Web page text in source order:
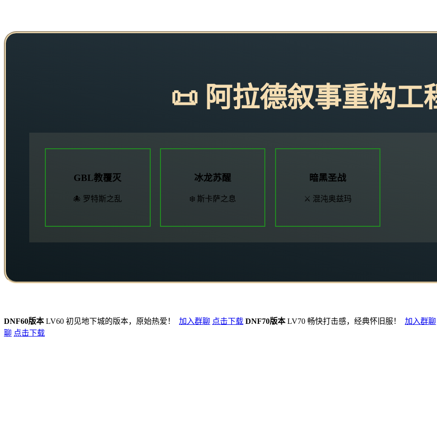
📜 阿拉德叙事重构工
GBL教覆灭
🐙 罗特斯之乱
冰龙苏醒
❄️ 斯卡萨之息
暗黑圣战
⚔️ 混沌奥兹玛
DNF60版本LV60 初见地下城的版本，原始热爱！ 加入群聊 点击下载 DNF70版本LV70 畅快打击感，经典怀旧服！ 加入群聊
聊 点击下载